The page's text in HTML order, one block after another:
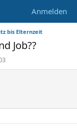
Anmelden
bis Elternzeit
Job??